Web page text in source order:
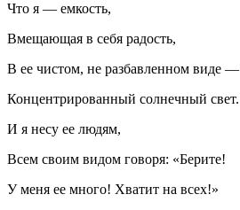
Что я — емкость,
Вмещающая в себя радость,
В ее чистом, не разбавленном виде —
Концентрированный солнечный свет.
И я несу ее людям,
Всем своим видом говоря: «Берите!
У меня ее много! Хватит на всех!»